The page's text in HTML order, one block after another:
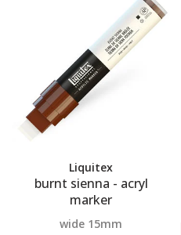
Liquitex
burnt sienna - acryl
marker
wide 15mm